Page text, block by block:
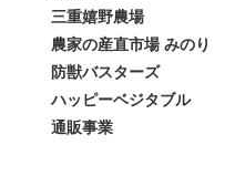
三重嬉野農場
農家の産直市場 みのり
防獣バスターズ
ハッピーベジタブル
通販事業